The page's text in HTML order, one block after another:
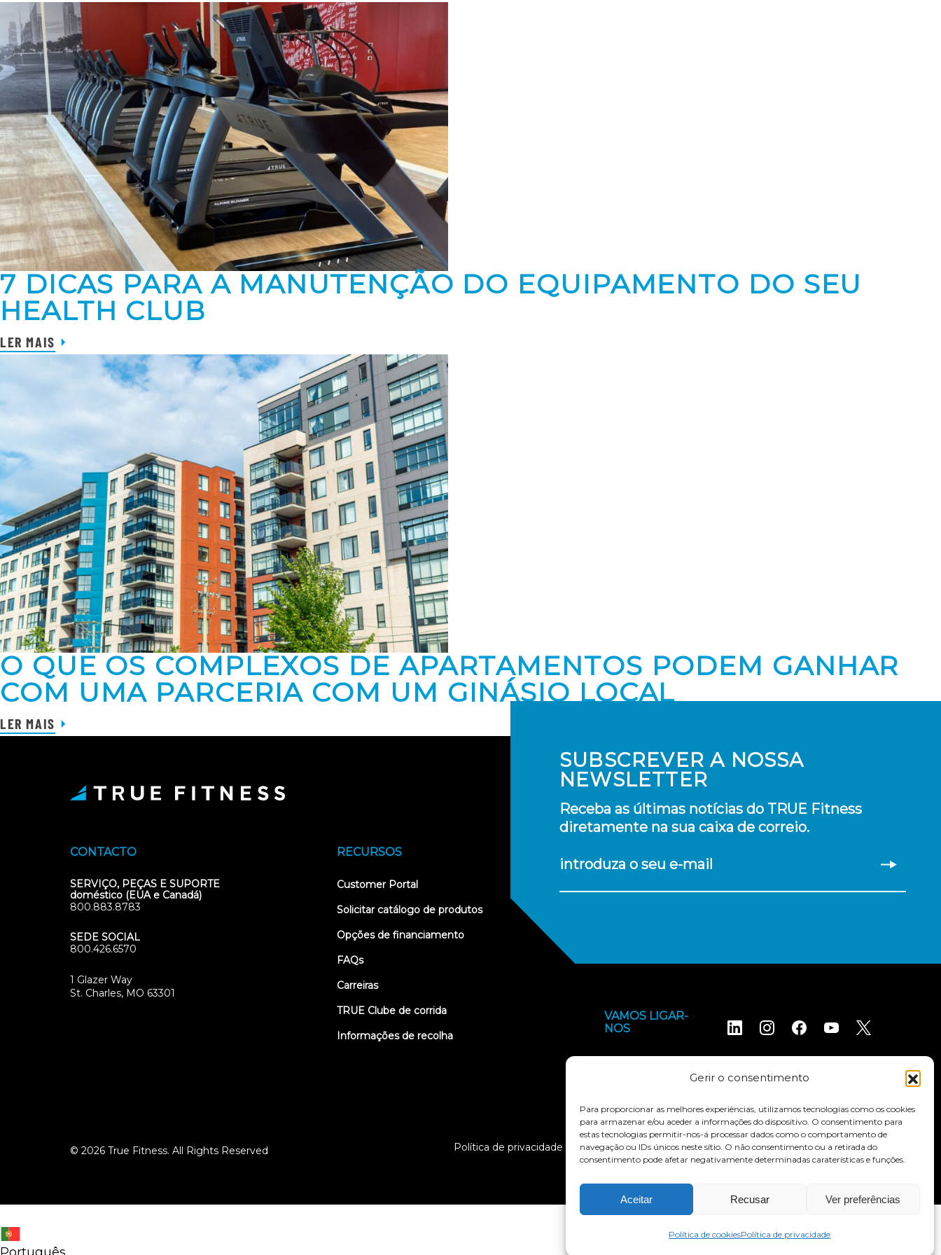
Gerir o consentimento
Para proporcionar as melhores experiências, utilizamos tecnologias como os cookies
para armazenar e/ou aceder a informações do dispositivo. O consentimento para
estas tecnologias permitir-nos-á processar dados como o comportamento de
navegação ou IDs únicos neste sítio. O não consentimento ou a retirada do
consentimento pode afetar negativamente determinadas caraterísticas e funções.
Aceitar Recusar Ver preferências
Política de cookiesPolítica de privacidade
7 DICAS PARA A MANUTENÇÃO DO EQUIPAMENTO DO SEU
HEALTH CLUB
LER MAIS
O QUE OS COMPLEXOS DE APARTAMENTOS PODEM GANHAR
COM UMA PARCERIA COM UM GINÁSIO LOCAL
LER MAIS
SUBSCREVER A NOSSA
NEWSLETTER
Receba as últimas notícias do TRUE Fitness
diretamente na sua caixa de correio.
introduza o seu e-mail
CONTACTO
SERVIÇO, PEÇAS E SUPORTE
doméstico (EUA e Canadá)
800.883.8783
SEDE SOCIAL
800.426.6570
1 Glazer Way
St. Charles, MO 63301
RECURSOS
Customer Portal(opens
new
Solicitar catálogo de produtos
Opções de financiamento
FAQs
Carreiras
TRUE Clube de corrida
Informações de recolha
VAMOS LIGAR-
NOS
© 2026 True Fitness. All Rights Reserved Política de privacidade Termos e condições Declaração de acessibilidade